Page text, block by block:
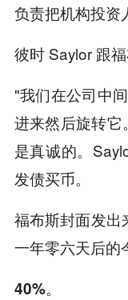
负责把机构投资
彼时 Saylor 跟
"我们在公司中
进来然后旋转
是真诚的。
发债买币。
福布斯封面发出
一年零六天后的
40%。